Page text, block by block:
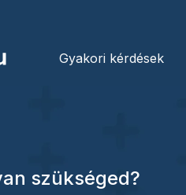
fordításokhoz
Gyakori kérdések
szükséged?